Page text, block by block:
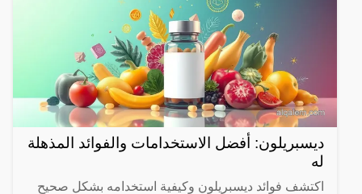
ديسبريلون: أفضل الاستخدامات والفوائد المذهلة
له
اكتشف فوائد ديسبريلون وكيفية استخدامه بشكل صحيح